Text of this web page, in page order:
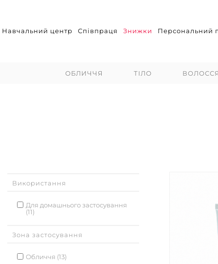
Навчальний центр Співпраця Знижки Персональний
ОБЛИЧЧЯ ТІЛО ВОЛОССЯ
Використання
Для домашнього застосування
(11)
Зона застосування
Обличчя (13)